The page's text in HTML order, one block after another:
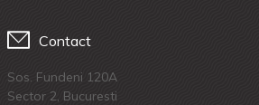
Contact
Sos. Fundeni 120A
Sector 2, Bucuresti